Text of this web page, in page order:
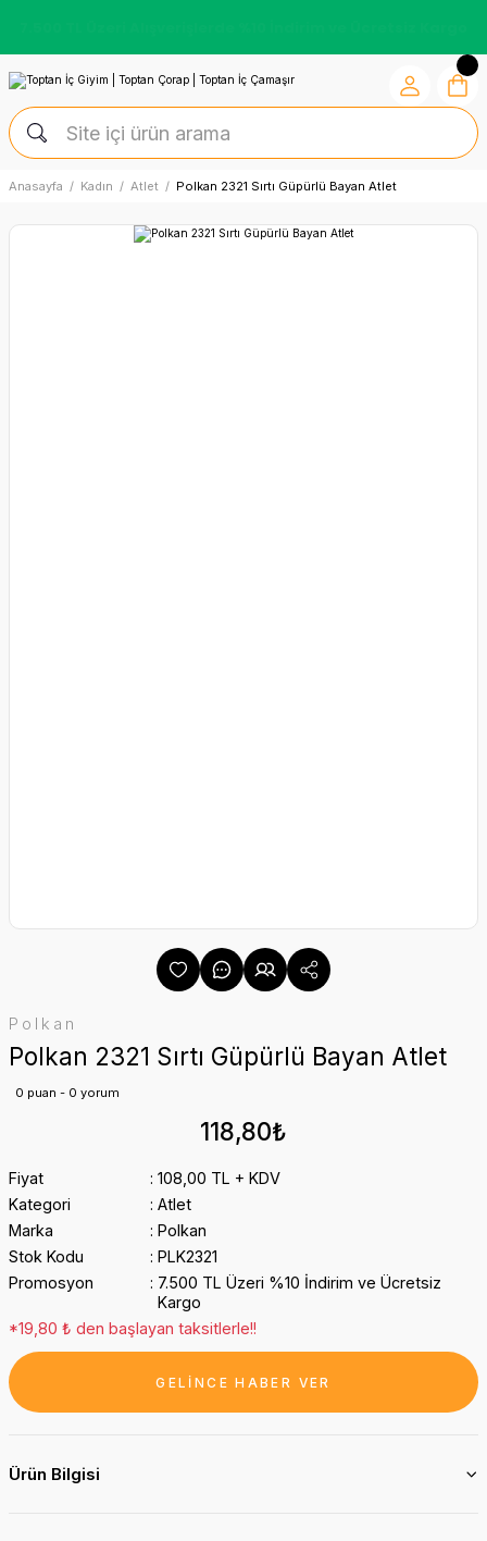
Anasayfa Kadın Atlet Polkan 2321 Sırtı Güpürlü Bayan Atlet
Polkan
Polkan 2321 Sırtı Güpürlü Bayan Atlet
0 puan - 0 yorum
118,80₺
Fiyat
108,00 TL + KDV
Kategori
Atlet
Marka
Polkan
Stok Kodu
PLK2321
Promosyon
7.500 TL Üzeri %10 İndirim ve Ücretsiz
Kargo
*19,80 ₺ den başlayan taksitlerle!!
GELİNCE HABER VER
Ürün Bilgisi